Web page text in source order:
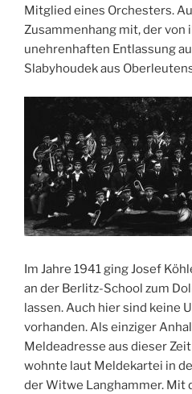
Mitglied eines Orchesters.
Zusammenhang mit, der von
unehrenhaften Entlassung
Slabyhoudek aus
Im Jahre 1941 ging Josef
an der Berlitz-School zum
lassen. Auch hier sind keine
vorhanden. Als einziger
Meldeadresse aus dieser
wohnte laut Meldekartei in
der Witwe Langhammer. Mit